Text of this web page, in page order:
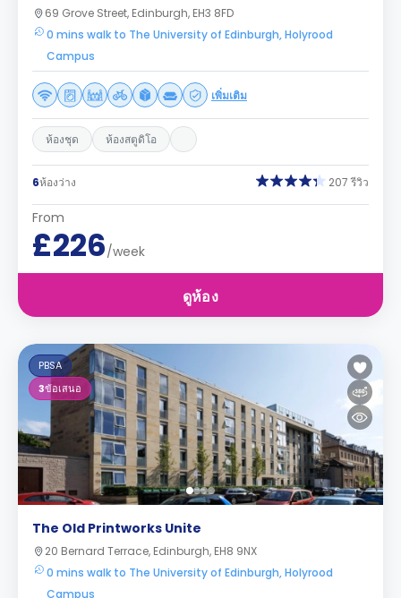
69 Grove Street, Edinburgh, EH3 8FD
0 mins walk to The University of Edinburgh, Holyrood
Campus
เพิ่มเติม
ห้องชุด ห้องสตูดิโอ
6ห้องว่าง 207 รีวิว
From
£226/week
ดูห้อง
PBSA
3ข้อเสนอ
The Old Printworks Unite
20 Bernard Terrace, Edinburgh, EH8 9NX
0 mins walk to The University of Edinburgh, Holyrood
Campus